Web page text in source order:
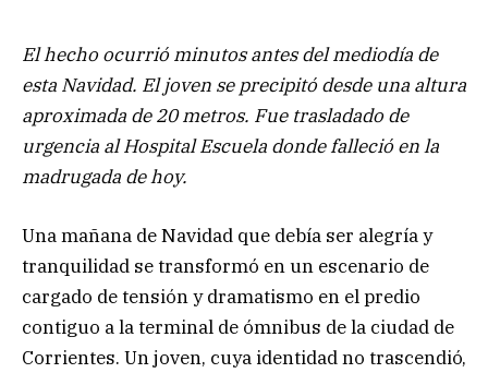
El hecho ocurrió minutos antes del mediodía de
esta Navidad. El joven se precipitó desde una altura
aproximada de 20 metros. Fue trasladado de
urgencia al Hospital Escuela donde falleció en la
madrugada de hoy.
Una mañana de Navidad que debía ser alegría y
tranquilidad se transformó en un escenario de
cargado de tensión y dramatismo en el predio
contiguo a la terminal de ómnibus de la ciudad de
Corrientes. Un joven, cuya identidad no trascendió,